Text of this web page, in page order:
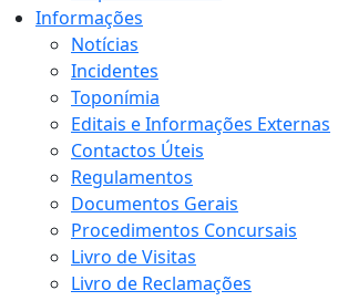
Informações
Notícias
Incidentes
Toponímia
Editais e Informações Externas
Contactos Úteis
Regulamentos
Documentos Gerais
Procedimentos Concursais
Livro de Visitas
Livro de Reclamações